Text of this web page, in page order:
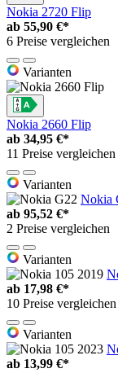
Nokia 2720 Flip
ab 55,90 €*
6 Preise vergleichen
Varianten
Nokia 2660 Flip
ab 34,95 €*
11 Preise vergleichen
Varianten
Nokia
ab 95,52 €*
2 Preise vergleichen
Varianten
ab 17,98 €*
10 Preise vergleichen
Varianten
ab 13,99 €*